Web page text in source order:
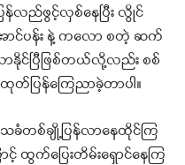
လည်ဖွင့်လှစ်နေပြီး လွိုင်
ောင်ပန်း နဲ့ ကလော စတဲ့ ဆက်
နိုင်ပြီဖြစ်တယ်လို့လည်း စစ်
ပြန်ကြေညာခဲ့တာပါ။
တစ်ချို့ပြန်လာနေထိုင်ကြ
ထွက်ပြေးတိမ်းရှောင်နေကြ